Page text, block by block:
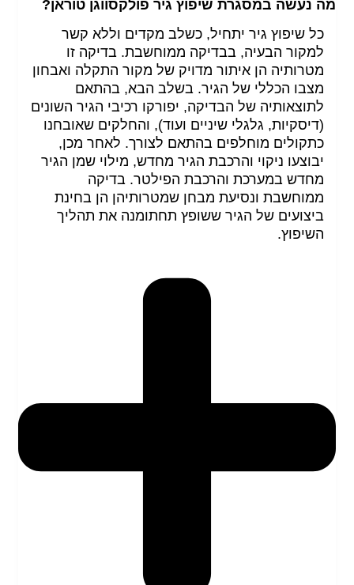
מה נעשה במסגרת שיפוץ גיר פולקסווגן טוראן?
כל שיפוץ גיר יתחיל, כשלב מקדים וללא קשר
למקור הבעיה, בבדיקה ממוחשבת. בדיקה זו
מטרותיה הן איתור מדויק של מקור התקלה ואבחון
מצבו הכללי של הגיר. בשלב הבא, בהתאם
לתוצאותיה של הבדיקה, יפורקו רכיבי הגיר השונים
(דיסקיות, גלגלי שיניים ועוד), והחלקים שאובחנו
כתקולים מוחלפים בהתאם לצורך. לאחר מכן,
יבוצעו ניקוי והרכבת הגיר מחדש, מילוי שמן הגיר
מחדש במערכת והרכבת הפילטר. בדיקה
ממוחשבת ונסיעת מבחן שמטרותיהן הן בחינת
ביצועים של הגיר ששופץ תחתומנה את תהליך
השיפוץ.